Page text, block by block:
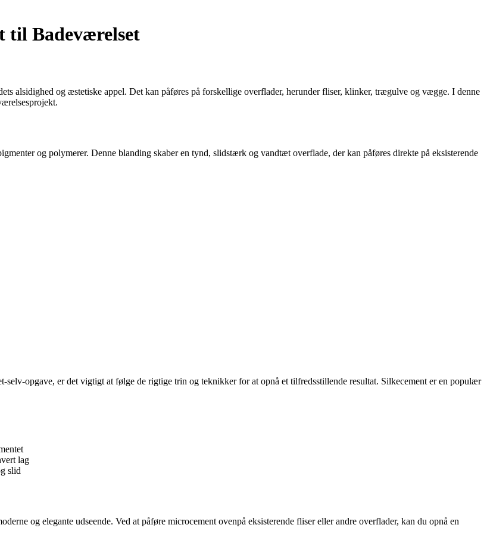
til Badeværelset
alsidighed og æstetiske appel. Det kan påføres på forskellige overflader, herunder fliser, klinker, trægulve og vægge. I denne
og polymerer. Denne blanding skaber en tynd, slidstærk og vandtæt overflade, der kan påføres direkte på eksisterende
opgave, er det vigtigt at følge de rigtige trin og teknikker for at opnå et tilfredsstillende resultat. Silkecement er en populær
lag
slid
og elegante udseende. Ved at påføre microcement ovenpå eksisterende fliser eller andre overflader, kan du opnå en